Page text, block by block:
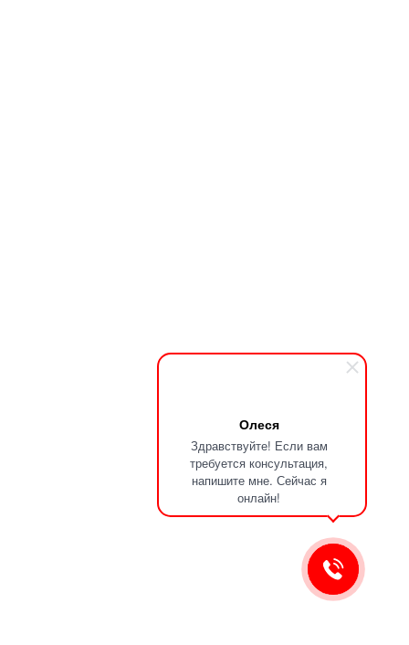
Олеся
Здравствуйте! Если вам
требуется консультация,
напишите мне. Сейчас я
онлайн!